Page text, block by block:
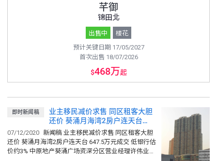
芊御
锦田北
出售中
楼花
预计关键日期 17/05/2027
首次出售 18/07/2026
$468万起
即时新闻稿
业主移民减价求售 同区租客大胆
还价 葵涌月海湾2房户连天台
647.5万元成交 低银行估价约3%
07/12/2020 新闻稿 业主移民减价求售 同区租客大胆
还价 葵涌月海湾2房户连天台 647.5万元成交 低银行估
价约3% 中原地产葵涌广场资深分区营业经理许伟业表